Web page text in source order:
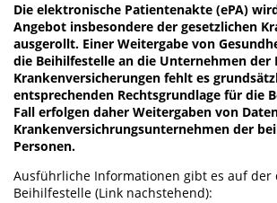
Die elektronische Patientenakte (ePA)
Angebot insbesondere der gesetzlichen
ausgerollt. Einer Weitergabe von
die Beihilfestelle an die Unternehmen der
Krankenversicherungen fehlt es
entsprechenden Rechtsgrundlage für die
Fall erfolgen daher Weitergaben von
Krankenversichrungsunternehmen der
Personen.
Ausführliche Informationen gibt es auf der
Beihilfestelle (Link nachstehend):